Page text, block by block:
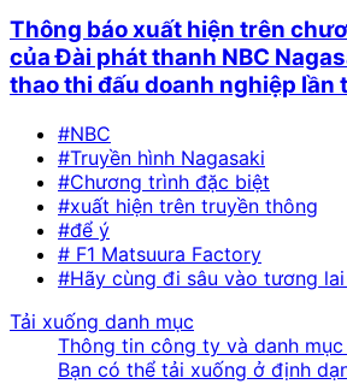
Thông báo xuất hiện trên
của Đài phát thanh NBC
thao thi đấu doanh nghiệp lần
#NBC
#Truyền hình Nagasaki
#Chương trình đặc biệt
#xuất hiện trên truyền thông
#để ý
# F1 Matsuura Factory
#Hãy cùng đi sâu vào tương
Tải xuống danh mục
Thông tin công ty và danh mục
Bạn có thể tải xuống ở định